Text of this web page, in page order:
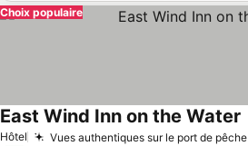
Choix populaire
Hôtel Vues authentiques sur le port de pêche
East Wind Inn on the Water